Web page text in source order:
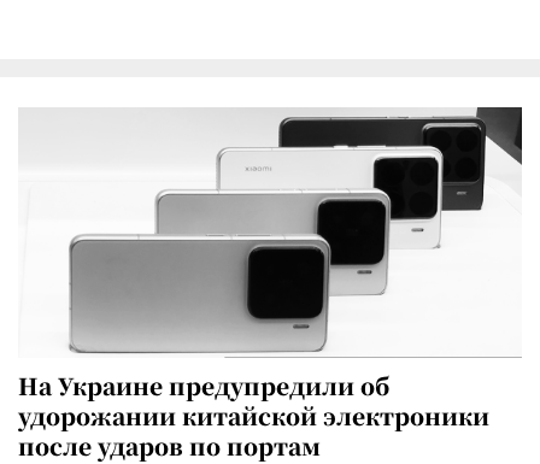
На Украине предупредили об
удорожании китайской электроники
после ударов по портам